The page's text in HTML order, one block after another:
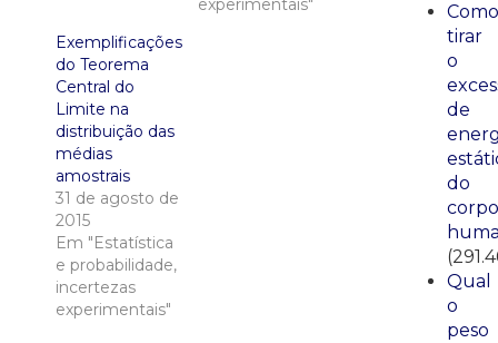
experimentais"
Exemplificações
do Teorema
Central do
Limite na
distribuição das
médias
amostrais
31 de agosto de
2015
Em "Estatística
e probabilidade,
incertezas
experimentais"
Como
tirar
o
de
do
corpo
Qual
o
peso